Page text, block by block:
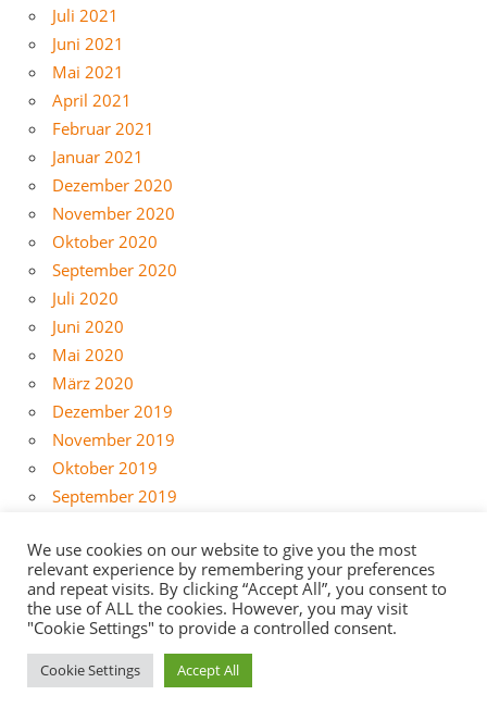
Juli 2021
Juni 2021
Mai 2021
April 2021
Februar 2021
Januar 2021
Dezember 2020
November 2020
Oktober 2020
September 2020
Juli 2020
Juni 2020
Mai 2020
März 2020
Dezember 2019
November 2019
Oktober 2019
September 2019
April 2019
März 2019
Januar 2019
Dezember 2018
Oktober 2018
April 2018
We use cookies on our website to give you the most
relevant experience by remembering your preferences
and repeat visits. By clicking “Accept All”, you consent to
the use of ALL the cookies. However, you may visit
"Cookie Settings" to provide a controlled consent.
Cookie Settings Accept All